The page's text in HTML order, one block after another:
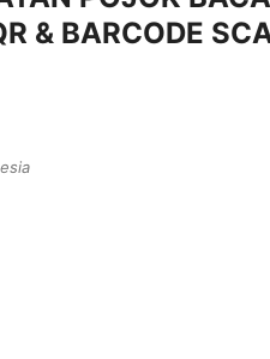
& BARCODE